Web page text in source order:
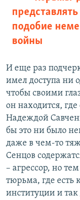
подобие
войны
И еще раз
имел доступа ни
чтобы своими
он находится,
Надеждой
бы это ни было
даже в чем-то
Сенцов
– агрессор, но
тюрьма, где есть
институции и так